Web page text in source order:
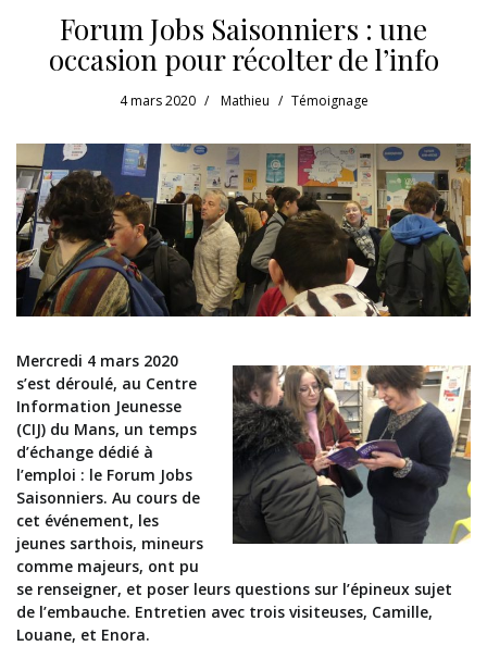
Forum Jobs Saisonniers : une
occasion pour récolter de l’info
4 mars 2020 Mathieu Témoignage
Mercredi 4 mars 2020
s’est déroulé, au Centre
Information Jeunesse
(CIJ) du Mans, un temps
d’échange dédié à
l’emploi : le Forum Jobs
Saisonniers. Au cours de
cet événement, les
jeunes sarthois, mineurs
comme majeurs, ont pu
se renseigner, et poser leurs questions sur l’épineux sujet
de l’embauche. Entretien avec trois visiteuses, Camille,
Louane, et Enora.